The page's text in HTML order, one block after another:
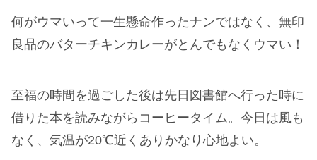
何がウマいって一生懸命作ったナンではなく、無印
良品のバターチキンカレーがとんでもなくウマい！
至福の時間を過ごした後は先日図書館へ行った時に
借りた本を読みながらコーヒータイム。今日は風も
なく、気温が20℃近くありかなり心地よい。